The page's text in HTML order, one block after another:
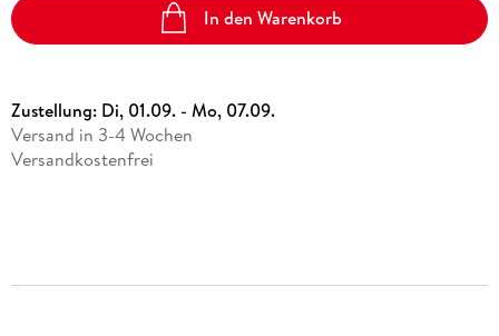
In den Warenkorb
Zustellung: Di, 01.09. - Mo, 07.09.
Versand in 3-4 Wochen
Versandkostenfrei